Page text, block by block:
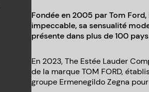
Fondée en 2005 par Tom
impeccable, sa sensualité
présente dans plus de 100
En 2023, The Estée Lauder
de la marque TOM FORD,
groupe Ermenegildo Zegna